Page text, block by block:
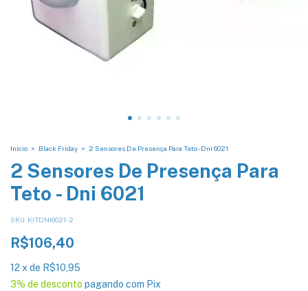
Início > Black Friday > 2 Sensores De Presença Para Teto - Dni 6021
2 Sensores De Presença Para
Teto - Dni 6021
SKU: KITDNI6021-2
R$106,40
12xde R$10,95
3% de desconto pagando com Pix